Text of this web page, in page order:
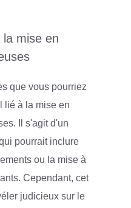
mise en
que vous pourriez
lié à la mise en
Il s'agit d'un
pourrait inclure
ou la mise à
Cependant, cet
judicieux sur le